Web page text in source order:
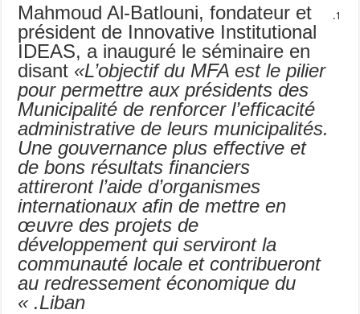
Mahmoud Al-Batlouni, fondateur et
président de Innovative Institutional
IDEAS, a inauguré le séminaire en
disant «L’objectif du MFA est le pilier
pour permettre aux présidents des
Municipalité de renforcer l’efficacité
administrative de leurs municipalités.
Une gouvernance plus effective et
de bons résultats financiers
attireront l’aide d’organismes
internationaux afin de mettre en
œuvre des projets de
développement qui serviront la
communauté locale et contribueront
au redressement économique du
Liban. »